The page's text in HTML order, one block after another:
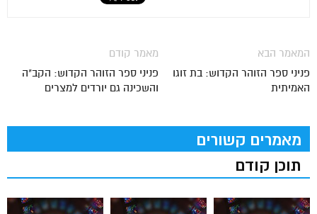
מאמר קודם
פניני ספר הזוהר הקדוש: הקב"ה
והשכינה גם יורדים למצרים
המאמר הבא
פניני ספר הזוהר הקדוש: בת זוגו
האמיתית
מאמרים קשורים
תוכן קודם